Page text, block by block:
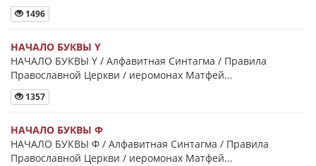
1496
НАЧАЛО БУКВЫ Y
НАЧАЛО БУКВЫ Y / Алфавитная Синтагма / Правила
Православной Церкви / иеромонах Матфей...
1357
НАЧАЛО БУКВЫ Φ
НАЧАЛО БУКВЫ Φ / Алфавитная Синтагма / Правила
Православной Церкви / иеромонах Матфей...